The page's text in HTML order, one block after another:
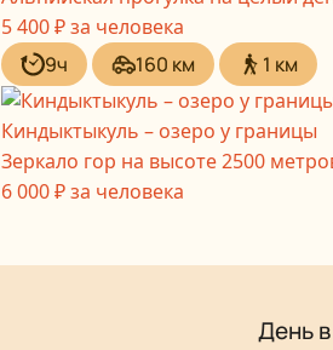
5 400 ₽за человека
9ч
160 км 1 км
Киндыктыкуль – озеро у границы
Зеркало гор на высоте 2500
6 000 ₽за человека
День